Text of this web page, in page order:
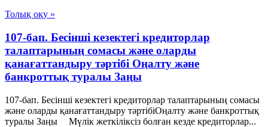
Толық оқу »
107-бап. Бесінші кезектегі кредиторлар
талаптарының сомасы және оларды
қанағаттандыру тәртібі Оңалту және
банкроттық туралы Заңы
107-бап. Бесінші кезектегі кредиторлар талаптарының сомасы
және оларды қанағаттандыру тәртібіОңалту және банкроттық
туралы Заңы Мүлік жеткіліксіз болған кезде кредиторлар...